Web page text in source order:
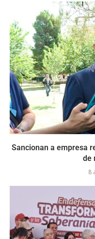
Sancionan a empresa
de
8